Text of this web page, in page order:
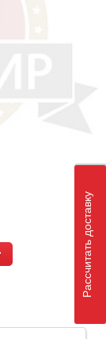
Рассчитать доставку